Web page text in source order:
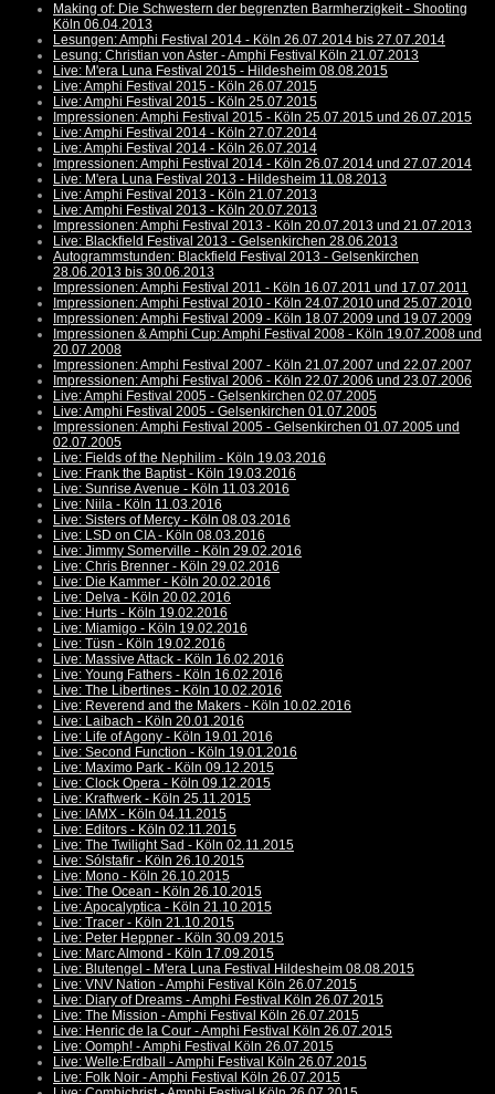
Making of: Die Schwestern der begrenzten Barmherzigkeit - Shooting
Köln 06.04.2013
Lesungen: Amphi Festival 2014 - Köln 26.07.2014 bis 27.07.2014
Lesung: Christian von Aster - Amphi Festival Köln 21.07.2013
Live: M'era Luna Festival 2015 - Hildesheim 08.08.2015
Live: Amphi Festival 2015 - Köln 26.07.2015
Live: Amphi Festival 2015 - Köln 25.07.2015
Impressionen: Amphi Festival 2015 - Köln 25.07.2015 und 26.07.2015
Live: Amphi Festival 2014 - Köln 27.07.2014
Live: Amphi Festival 2014 - Köln 26.07.2014
Impressionen: Amphi Festival 2014 - Köln 26.07.2014 und 27.07.2014
Live: M'era Luna Festival 2013 - Hildesheim 11.08.2013
Live: Amphi Festival 2013 - Köln 21.07.2013
Live: Amphi Festival 2013 - Köln 20.07.2013
Impressionen: Amphi Festival 2013 - Köln 20.07.2013 und 21.07.2013
Live: Blackfield Festival 2013 - Gelsenkirchen 28.06.2013
Autogrammstunden: Blackfield Festival 2013 - Gelsenkirchen
28.06.2013 bis 30.06.2013
Impressionen: Amphi Festival 2011 - Köln 16.07.2011 und 17.07.2011
Impressionen: Amphi Festival 2010 - Köln 24.07.2010 und 25.07.2010
Impressionen: Amphi Festival 2009 - Köln 18.07.2009 und 19.07.2009
Impressionen & Amphi Cup: Amphi Festival 2008 - Köln 19.07.2008 und
20.07.2008
Impressionen: Amphi Festival 2007 - Köln 21.07.2007 und 22.07.2007
Impressionen: Amphi Festival 2006 - Köln 22.07.2006 und 23.07.2006
Live: Amphi Festival 2005 - Gelsenkirchen 02.07.2005
Live: Amphi Festival 2005 - Gelsenkirchen 01.07.2005
Impressionen: Amphi Festival 2005 - Gelsenkirchen 01.07.2005 und
02.07.2005
Live: Fields of the Nephilim - Köln 19.03.2016
Live: Frank the Baptist - Köln 19.03.2016
Live: Sunrise Avenue - Köln 11.03.2016
Live: Niila - Köln 11.03.2016
Live: Sisters of Mercy - Köln 08.03.2016
Live: LSD on CIA - Köln 08.03.2016
Live: Jimmy Somerville - Köln 29.02.2016
Live: Chris Brenner - Köln 29.02.2016
Live: Die Kammer - Köln 20.02.2016
Live: Delva - Köln 20.02.2016
Live: Hurts - Köln 19.02.2016
Live: Miamigo - Köln 19.02.2016
Live: Tüsn - Köln 19.02.2016
Live: Massive Attack - Köln 16.02.2016
Live: Young Fathers - Köln 16.02.2016
Live: The Libertines - Köln 10.02.2016
Live: Reverend and the Makers - Köln 10.02.2016
Live: Laibach - Köln 20.01.2016
Live: Life of Agony - Köln 19.01.2016
Live: Second Function - Köln 19.01.2016
Live: Maximo Park - Köln 09.12.2015
Live: Clock Opera - Köln 09.12.2015
Live: Kraftwerk - Köln 25.11.2015
Live: IAMX - Köln 04.11.2015
Live: Editors - Köln 02.11.2015
Live: The Twilight Sad - Köln 02.11.2015
Live: Sólstafir - Köln 26.10.2015
Live: Mono - Köln 26.10.2015
Live: The Ocean - Köln 26.10.2015
Live: Apocalyptica - Köln 21.10.2015
Live: Tracer - Köln 21.10.2015
Live: Peter Heppner - Köln 30.09.2015
Live: Marc Almond - Köln 17.09.2015
Live: Blutengel - M'era Luna Festival Hildesheim 08.08.2015
Live: VNV Nation - Amphi Festival Köln 26.07.2015
Live: Diary of Dreams - Amphi Festival Köln 26.07.2015
Live: The Mission - Amphi Festival Köln 26.07.2015
Live: Henric de la Cour - Amphi Festival Köln 26.07.2015
Live: Oomph! - Amphi Festival Köln 26.07.2015
Live: Welle:Erdball - Amphi Festival Köln 26.07.2015
Live: Folk Noir - Amphi Festival Köln 26.07.2015